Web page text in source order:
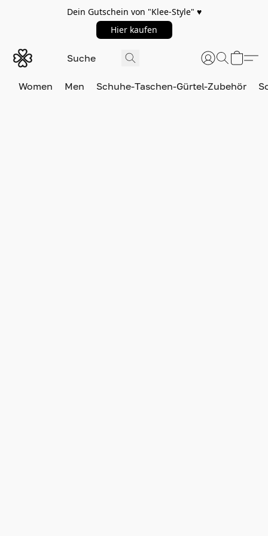
Dein Gutschein von "Klee-Style" ♥️
Hier kaufen
Women Men Schuhe-Taschen-Gürtel-Zubehör